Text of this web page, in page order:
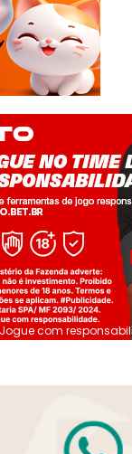
Jogue com